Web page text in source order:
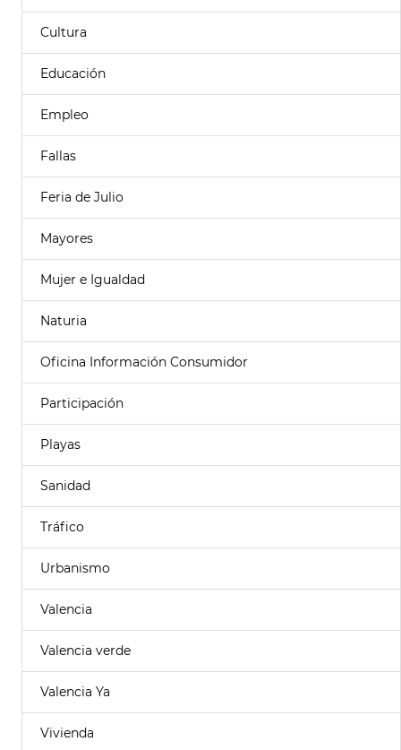
Cultura
Educación
Empleo
Fallas
Feria de Julio
Mayores
Mujer e Igualdad
Naturia
Oficina Información Consumidor
Participación
Playas
Sanidad
Tráfico
Urbanismo
Valencia
Valencia verde
Valencia Ya
Vivienda